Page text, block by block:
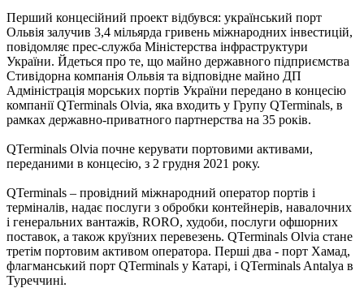
Перший концесійний проект відбувся: український порт
Ольвія залучив 3,4 мільярда гривень міжнародних інвестицій,
повідомляє прес-служба Міністерства інфраструктури
України. Йдеться про те, що майно державного підприємства
Стивідорна компанія Ольвія та відповідне майно ДП
Адміністрація морських портів України передано в концесію
компанії QTerminals Olvia, яка входить у Групу QTerminals, в
рамках державно-приватного партнерства на 35 років.
QTerminals Olvia почне керувати портовими активами,
переданими в концесію, з 2 грудня 2021 року.
QTerminals – провідний міжнародний оператор портів і
терміналів, надає послуги з обробки контейнерів, навалочних
і генеральних вантажів, RORO, худоби, послуги офшорних
поставок, а також круїзних перевезень. QTerminals Olvia стане
третім портовим активом оператора. Перші два - порт Хамад,
флагманський порт QTerminals у Катарі, і QTerminals Antalya в
Туреччині.